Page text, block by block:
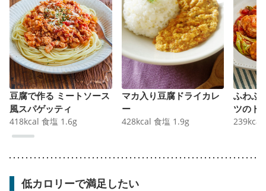
豆腐で作る ミートソース
風スパゲッティ
418kcal 食塩 1.6g
マカ入り豆腐ドライカレ
ー
428kcal 食塩 1.9g
ふわふ
ツのト
239kcal
低カロリーで満足したい